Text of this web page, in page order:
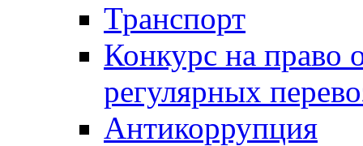
Транспорт
Конкурс на право
регулярных
Антикоррупция